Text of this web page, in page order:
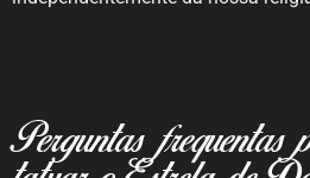
Perguntas frequentas